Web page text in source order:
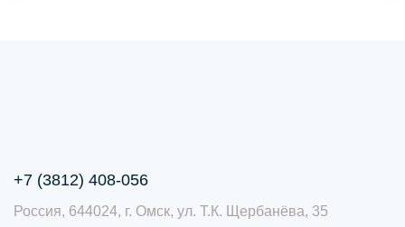
+7 (3812) 408-056
Россия, 644024, г. Омск, ул. Т.К. Щербанёва, 35